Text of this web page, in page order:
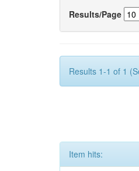
Results/Page
Results 1-1 of 1
Item hits: